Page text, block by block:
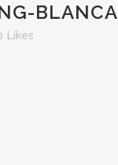
Likes